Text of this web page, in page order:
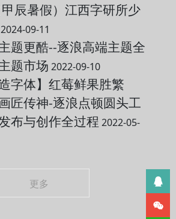
辰暑假）江西字研所少
2024-09-11
题更酷--逐浪高端主题全
题市场 2022-09-10
字体】红莓鲜果胜繁
匠传神-逐浪点顿圆头工
布与创作全过程 2022-05-
更多